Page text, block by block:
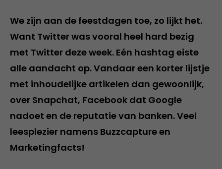
We zijn aan de feestdagen toe, zo lijkt het.
Want Twitter was vooral heel hard bezig
met Twitter deze week. Eén hashtag eiste
alle aandacht op. Vandaar een korter lijstje
met inhoudelijke artikelen dan gewoonlijk,
over Snapchat, Facebook dat Google
nadoet en de reputatie van banken. Veel
leesplezier namens Buzzcapture en
Marketingfacts!